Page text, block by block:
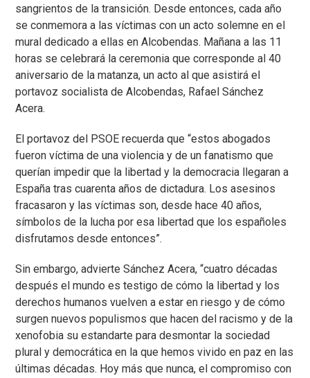
sangrientos de la transición. Desde entonces, cada año
se conmemora a las víctimas con un acto solemne en el
mural dedicado a ellas en Alcobendas. Mañana a las 11
horas se celebrará la ceremonia que corresponde al 40
aniversario de la matanza, un acto al que asistirá el
portavoz socialista de Alcobendas, Rafael Sánchez
Acera.
El portavoz del PSOE recuerda que “estos abogados
fueron víctima de una violencia y de un fanatismo que
querían impedir que la libertad y la democracia llegaran a
España tras cuarenta años de dictadura. Los asesinos
fracasaron y las víctimas son, desde hace 40 años,
símbolos de la lucha por esa libertad que los españoles
disfrutamos desde entonces”.
Sin embargo, advierte Sánchez Acera, “cuatro décadas
después el mundo es testigo de cómo la libertad y los
derechos humanos vuelven a estar en riesgo y de cómo
surgen nuevos populismos que hacen del racismo y de la
xenofobia su estandarte para desmontar la sociedad
plural y democrática en la que hemos vivido en paz en las
últimas décadas. Hoy más que nunca, el compromiso con